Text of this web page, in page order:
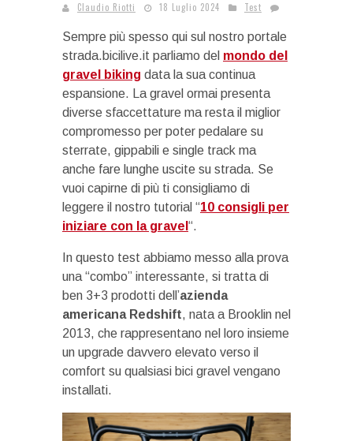
Claudio Riotti 18 Luglio 2024 Test
Sempre più spesso qui sul nostro portale
strada.bicilive.it parliamo del mondo del
gravel biking data la sua continua
espansione. La gravel ormai presenta
diverse sfaccettature ma resta il miglior
compromesso per poter pedalare su
sterrate, gippabili e single track ma
anche fare lunghe uscite su strada. Se
vuoi capirne di più ti consigliamo di
leggere il nostro tutorial “10 consigli per
iniziare con la gravel “.
In questo test abbiamo messo alla prova
una “combo” interessante, si tratta di
ben 3+3 prodotti dell’azienda
americana Redshift, nata a Brooklin nel
2013, che rappresentano nel loro insieme
un upgrade davvero elevato verso il
comfort su qualsiasi bici gravel vengano
installati.